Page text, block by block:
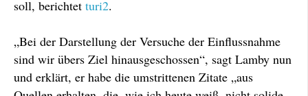
soll, berichtet turi2.
„Bei der Darstellung der Versuche der Einflussnahme
sind wir übers Ziel hinausgeschossen“, sagt Lamby nun
und erklärt, er habe die umstrittenen Zitate „aus